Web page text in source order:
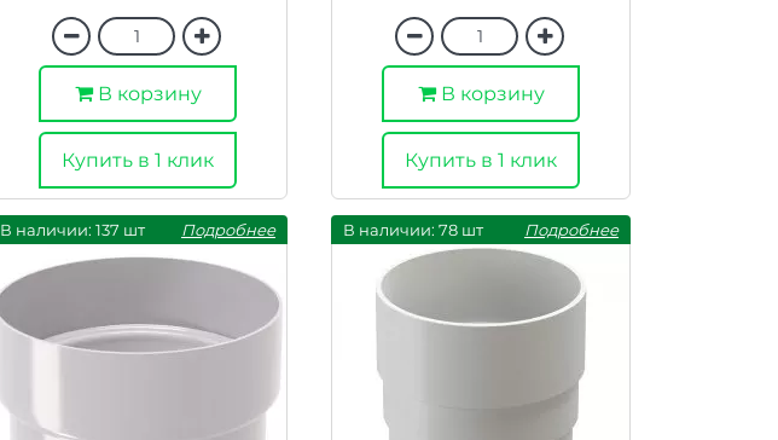
В корзину
Купить в 1 клик
В корзину
Купить в 1 клик
В наличии: 137 шт Подробнее В наличии: 78 шт Подробнее